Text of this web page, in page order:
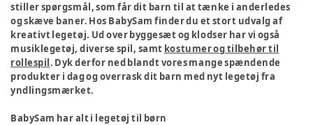
stiller spørgsmål, som får dit barn til at tænke i anderledes
og skæve baner. Hos BabySam finder du et stort udvalg af
kreativt legetøj. Ud over byggesæt og klodser har vi også
musiklegetøj, diverse spil, samt kostumer og tilbehør til
rollespil. Dyk derfor ned blandt vores mange spændende
produkter i dag og overrask dit barn med nyt legetøj fra
yndlingsmærket.
BabySam har alt i legetøj til børn